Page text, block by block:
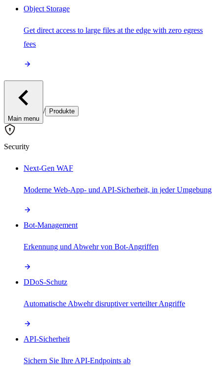
Object Storage
Get direct access to large files at the edge with zero egress
fees
Main menu
/ Produkte
Security
Next-Gen WAF
Moderne Web-App- und API-Sicherheit, in jeder Umgebung
Bot-Management
Erkennung und Abwehr von Bot-Angriffen
DDoS-Schutz
Automatische Abwehr disruptiver verteilter Angriffe
API-Sicherheit
Sichern Sie Ihre API-Endpoints ab